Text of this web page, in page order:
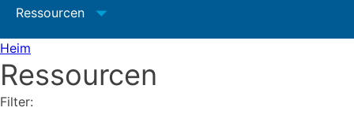
Ressourcen
Heim
Ressourcen
Filter: